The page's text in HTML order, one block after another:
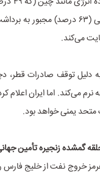
درصد) و کره جنوبی (۶۳ درصد)
می‌کند.
می‌کند. اما ایران
متحد یمنی خواهد بود.
گمشده زنجیره تأمین
خروج نفت از خلیج فارس